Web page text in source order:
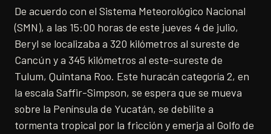
De acuerdo con el Sistema Meteorológico Nacional
(SMN), a las 15:00 horas de este jueves 4 de julio,
Beryl se localizaba a 320 kilómetros al sureste de
Cancún y a 345 kilómetros al este-sureste de
Tulum, Quintana Roo. Este huracán categoría 2, en
la escala Saffir-Simpson, se espera que se mueva
sobre la Península de Yucatán, se debilite a
tormenta tropical por la fricción y emerja al Golfo de